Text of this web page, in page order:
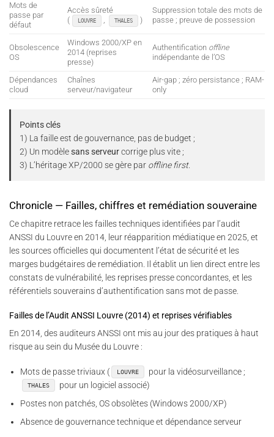
Mots de
passe par
défaut
Accès sûreté
(
LOUVRE , THALES )
Suppression totale des mots de
passe ; preuve de possession
Obsolescence
OS
Windows 2000/XP en
2014 (reprises
presse)
Authentification offline
indépendante de l’OS
Dépendances
cloud
Chaînes
serveur/navigateur
Air-gap ; zéro persistance ; RAM-
only
Points clés
1) La faille est de gouvernance, pas de budget ;
2) Un modèlesans serveurcorrige plus vite ;
3) L’héritage XP/2000 se gère par offline first.
Chronicle — Failles, chiffres et remédiation souveraine
Ce chapitre retrace les failles techniques identifiées par l’audit
ANSSI du Louvre en 2014, leur réapparition médiatique en 2025, et
les sources officielles qui documentent l’état de sécurité et les
marges budgétaires de remédiation. Il établit un lien direct entre les
constats de vulnérabilité, les reprises presse concordantes, et les
référentiels souverains d’authentification sans mot de passe.
Failles de l’Audit ANSSI Louvre (2014) et reprises vérifiables
En 2014, des auditeurs ANSSI ont mis au jour des pratiques à haut
risque au sein du Musée du Louvre :
Mots de passe triviaux ( LOUVRE pour la vidéosurveillance ;
THALES
pour un logiciel associé)
Postes non patchés, OS obsolètes (Windows 2000/XP)
Absence de gouvernance technique et dépendance serveur